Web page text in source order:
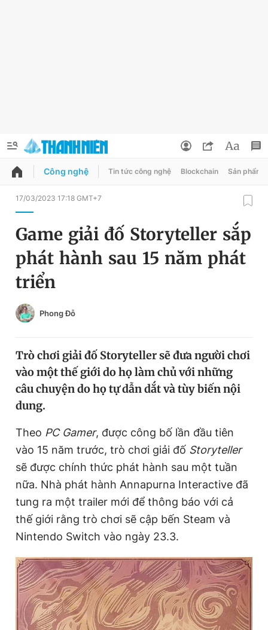
QUẢNG CÁO ĐẶT BÁO
Chuyên mục
Chuyên mục khác
Chào ngày mới
Video Magazine
Sản phẩm khác
Tiện ích Bạn cần biết
Thông tin tòa soạn Liên hệ quảng cáo
Đọc Thanh Niên trên điện thoại
Đổi mật khẩu
Tin đã lưu
Công nghệ Tin tức công nghệ Blockchain Sản phẩm
17/03/2023 17:18 GMT+7
Game giải đố Storyteller sắp
phát hành sau 15 năm phát
triển
Phong Đỗ
Trò chơi giải đố Storyteller sẽ đưa người chơi
vào một thế giới do họ làm chủ với những
câu chuyện do họ tự dẫn dắt và tùy biến nội
dung.
Theo PC Gamer, được công bố lần đầu tiên
vào 15 năm trước, trò chơi giải đố Storyteller
sẽ được chính thức phát hành sau một tuần
nữa. Nhà phát hành Annapurna Interactive đã
tung ra một trailer mới để thông báo với cả
thế giới rằng trò chơi sẽ cập bến Steam và
Nintendo Switch vào ngày 23.3.